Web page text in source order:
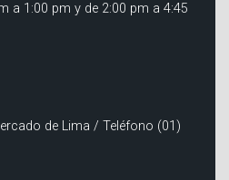
a 1:00 pm y de 2:00 pm a 4:45
de Lima / Teléfono (01)